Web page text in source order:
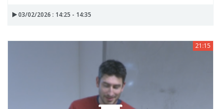
03/02/2026 : 14:25 - 14:35
21:15